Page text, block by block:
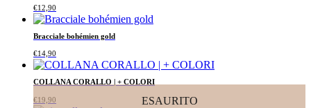
€12,90
Bracciale bohémien gold
€14,90
ESAURITO
COLLANA CORALLO | + COLORI
€19,90